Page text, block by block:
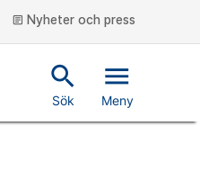
article Nyheter och press
search
Sök
menu
Meny